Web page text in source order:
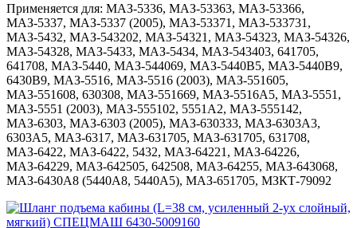
Применяется для: МАЗ-5336, МАЗ-53363, МАЗ-53366,
МАЗ-5337, МАЗ-5337 (2005), МАЗ-53371, МАЗ-533731,
МАЗ-5432, МАЗ-543202, МАЗ-54321, МАЗ-54323, МАЗ-54326,
МАЗ-54328, МАЗ-5433, МАЗ-5434, МАЗ-543403, 641705,
641708, МАЗ-5440, МАЗ-544069, МАЗ-5440B5, МАЗ-5440B9,
6430B9, МАЗ-5516, МАЗ-5516 (2003), МАЗ-551605,
МАЗ-551608, 630308, МАЗ-551669, МАЗ-5516А5, МАЗ-5551,
МАЗ-5551 (2003), МАЗ-555102, 5551А2, МАЗ-555142,
МАЗ-6303, МАЗ-6303 (2005), МАЗ-630333, МАЗ-6303A3,
6303A5, МАЗ-6317, МАЗ-631705, МАЗ-631705, 631708,
МАЗ-6422, МАЗ-6422, 5432, МАЗ-64221, МАЗ-64226,
МАЗ-64229, МАЗ-642505, 642508, МАЗ-64255, МАЗ-643068,
МАЗ-6430A8 (5440A8, 5440A5), МАЗ-651705, МЗКТ-79092